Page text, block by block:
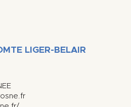
LIGER-BELAIR